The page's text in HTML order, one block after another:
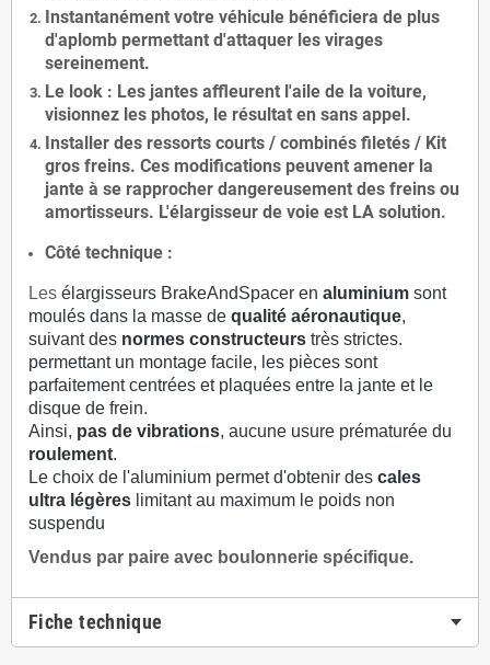
Instantanément votre véhicule bénéficiera de plus
d'aplomb permettant d'attaquer les virages
sereinement.
Le look : Les jantes affleurent l'aile de la voiture,
visionnez les photos, le résultat en sans appel.
Installer des ressorts courts / combinés filetés / Kit
gros freins. Ces modifications peuvent amener la
jante à se rapprocher dangereusement des freins ou
amortisseurs. L'élargisseur de voie est LA solution.
Côté technique :
Les élargisseurs BrakeAndSpacer en aluminium sont
moulés dans la masse de qualité aéronautique,
suivant des normes constructeurs très strictes.
permettant un montage facile, les pièces sont
parfaitement centrées et plaquées entre la jante et le
disque de frein.
Ainsi, pas de vibrations, aucune usure prématurée du
roulement.
Le choix de l'aluminium permet d'obtenir des cales
ultra légères limitant au maximum le poids non
suspendu
Vendus par paire avec boulonnerie spécifique.
Fiche technique